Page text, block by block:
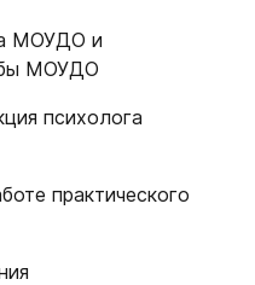
МОУДО и
МОУДО
психолога
практического